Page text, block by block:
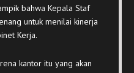
bahwa Kepala Staf
untuk menilai kinerja
Kerja.
kantor itu yang akan